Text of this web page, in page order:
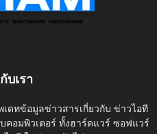
บเรา
ดทข้อมูลข่าวสารเกี่ยวกับ ข่าวไอที
คอมพิวเตอร์ ทั้งฮาร์ดแวร์ ซอฟแวร์